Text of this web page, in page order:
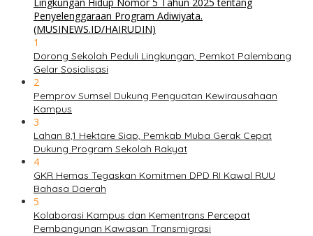
1
Dorong Sekolah Peduli Lingkungan, Pemkot Palembang
Gelar Sosialisasi
2
Pemprov Sumsel Dukung Penguatan Kewirausahaan
Kampus
3
Lahan 8,1 Hektare Siap, Pemkab Muba Gerak Cepat
Dukung Program Sekolah Rakyat
4
GKR Hemas Tegaskan Komitmen DPD RI Kawal RUU
Bahasa Daerah
5
Kolaborasi Kampus dan Kementrans Percepat
Pembangunan Kawasan Transmigrasi